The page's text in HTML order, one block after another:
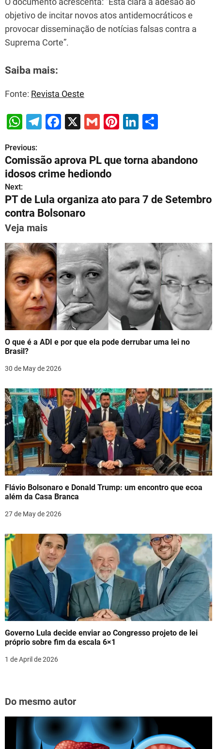
objetivo de incitar novos atos antidemocráticos e
provocar disseminação de notícias falsas contra a
Suprema Corte”.
Saiba mais:
Fonte: Revista Oeste
W
at
s
A
p
p
T
e
gr
a
m
F
e
b
o
o
X
G
l
Pi
er
e
Li
e
n
ar
e
P
o
s
t
n
a
v
i
g
a
t
i
o
n
Previous:
Comissão aprova PL que torna abandono
idosos crime hediondo
Next:
PT de Lula organiza ato para 7 de Setembro
contra Bolsonaro
Veja mais
O que é a ADI e por que ela pode derrubar uma lei no
Brasil?
30 de May de 2026
Flávio Bolsonaro e Donald Trump: um encontro que ecoa
além da Casa Branca
27 de May de 2026
Governo Lula decide enviar ao Congresso projeto de lei
próprio sobre fim da escala 6×1
1 de April de 2026
Do mesmo autor